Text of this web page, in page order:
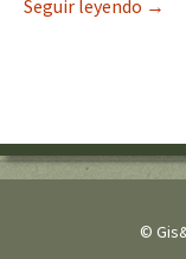
Seguir leyendo →
©